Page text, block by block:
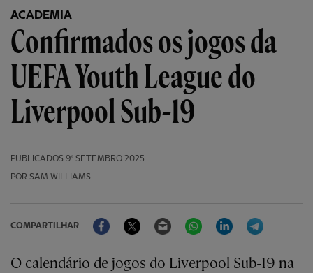
ACADEMIA
Confirmados os jogos da
UEFA Youth League do
Liverpool Sub-19
PUBLICADOS 9º SETEMBRO 2025
POR SAM WILLIAMS
COMPARTILHAR
FacebookTwitter Email WhatsAppLinkedIn
O calendário de jogos do Liverpool Sub-19 na